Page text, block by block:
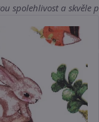
a skvěle